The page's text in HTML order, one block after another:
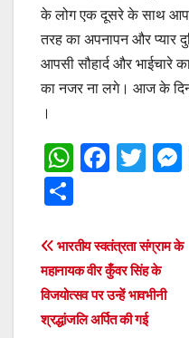
के लोग एक दूसरे के साथ
तरह का अपनापन और प्यार
आपसी सौहार्द और भाईचारे
का नजर ना लगे। आज के
।
W
s
A
p
F
e
b
o
T
er e
ar
e
Post
navigation
भारतीय स्वतंत्रता संग्राम के
महानायक वीर कुँवर सिंह के
विजयोत्सव पर उन्हें भावभीनी
श्रद्धांजलि अर्पित की गई